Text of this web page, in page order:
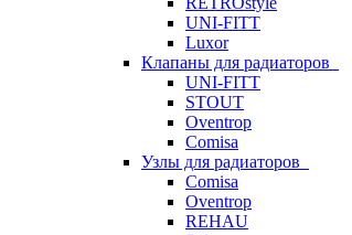
UNI-FITT
Luxor
Клапаны для радиаторов
UNI-FITT
STOUT
Oventrop
Comisa
Узлы для радиаторов
Comisa
Oventrop
REHAU